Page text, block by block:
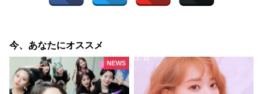
今、あなたにオススメ
NEWS